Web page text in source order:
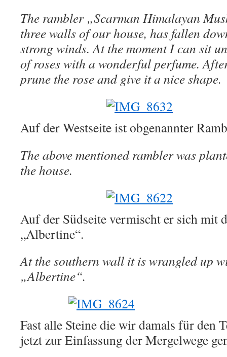
The rambler „Scarman Himalayan
three walls of our house, has fallen
strong winds. At the moment I can sit
of roses with a wonderful perfume.
prune the rose and give it a nice shape.
Auf der Westseite ist obgenannter
The above mentioned rambler was
the house.
Auf der Südseite vermischt er sich mit
„Albertine“.
At the southern wall it is wrangled up
„Albertine“.
Fast alle Steine die wir damals für den
jetzt zur Einfassung der Mergelwege